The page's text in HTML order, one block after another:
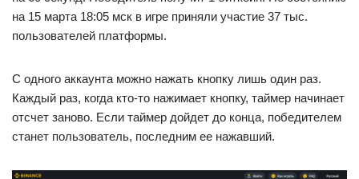
на 15 марта 18:05 мск в игре приняли участие 37 тыс.
пользователей платформы.
С одного аккаунта можно нажать кнопку лишь один раз.
Каждый раз, когда кто-то нажимает кнопку, таймер начинает
отсчет заново. Если таймер дойдет до конца, победителем
станет пользователь, последним ее нажавший.